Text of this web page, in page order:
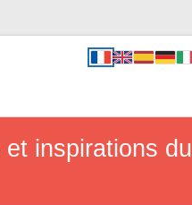
inspirations du